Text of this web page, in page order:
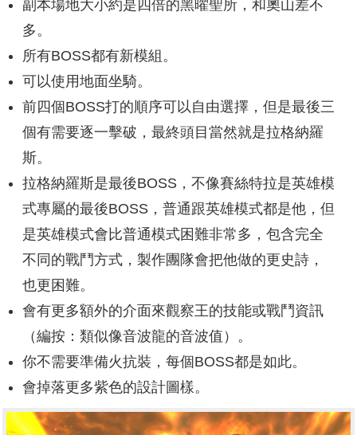
副本場地大小約是四倍的黑曜聖所，和奧山差不
多。
所有BOSS都有新模組。
可以使用地面坐騎。
前四個BOSS打的順序可以自由選擇，但是最後三
個有需要逐一擊破，最終頭目當然就是拉格納羅
斯。
拉格納羅斯是最後BOSS，不像賽絲特拉是英雄模
式專屬的最後BOSS，普通跟英雄模式都是他，但
是英雄模式會比普通模式困難非常多，包含完全
不同的戰鬥方式，製作團隊會把他做的更史詩，
也更困難。
會有更多額外的介面來觀察王的技能或戰鬥資訊
（編按：類似像音波龍的音波值）。
你不需要準備火抗裝，每個BOSS都是如此。
會掉落更多紫色的設計圖樣。